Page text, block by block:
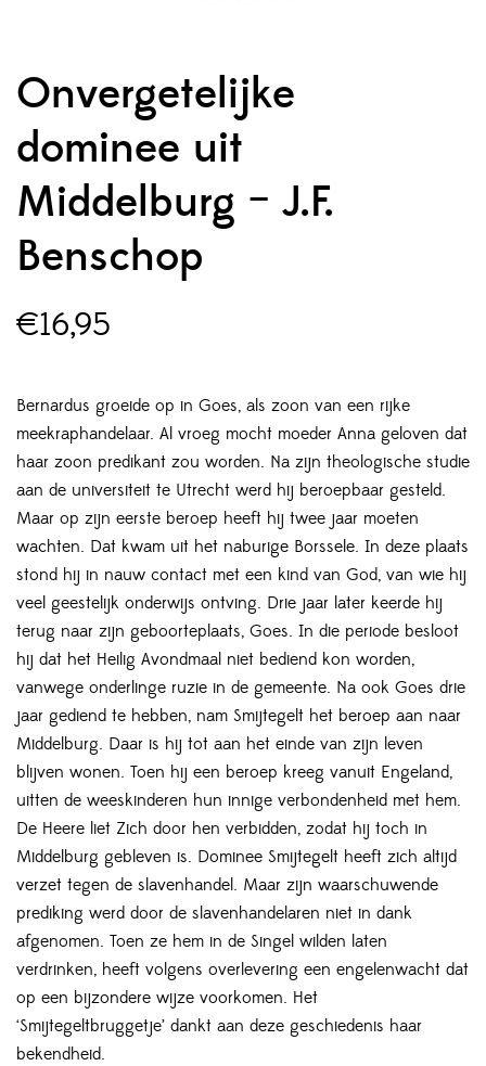
Onvergetelijke
dominee uit
Middelburg – J.F.
Benschop
€16,95
Bernardus groeide op in Goes, als zoon van een rijke
meekraphandelaar. Al vroeg mocht moeder Anna geloven dat
haar zoon predikant zou worden. Na zijn theologische studie
aan de universiteit te Utrecht werd hij beroepbaar gesteld.
Maar op zijn eerste beroep heeft hij twee jaar moeten
wachten. Dat kwam uit het naburige Borssele. In deze plaats
stond hij in nauw contact met een kind van God, van wie hij
veel geestelijk onderwijs ontving. Drie jaar later keerde hij
terug naar zijn geboorteplaats, Goes. In die periode besloot
hij dat het Heilig Avondmaal niet bediend kon worden,
vanwege onderlinge ruzie in de gemeente. Na ook Goes drie
jaar gediend te hebben, nam Smijtegelt het beroep aan naar
Middelburg. Daar is hij tot aan het einde van zijn leven
blijven wonen. Toen hij een beroep kreeg vanuit Engeland,
uitten de weeskinderen hun innige verbondenheid met hem.
De Heere liet Zich door hen verbidden, zodat hij toch in
Middelburg gebleven is. Dominee Smijtegelt heeft zich altijd
verzet tegen de slavenhandel. Maar zijn waarschuwende
prediking werd door de slavenhandelaren niet in dank
afgenomen. Toen ze hem in de Singel wilden laten
verdrinken, heeft volgens overlevering een engelenwacht dat
op een bijzondere wijze voorkomen. Het
‘Smijtegeltbruggetje’ dankt aan deze geschiedenis haar
bekendheid.